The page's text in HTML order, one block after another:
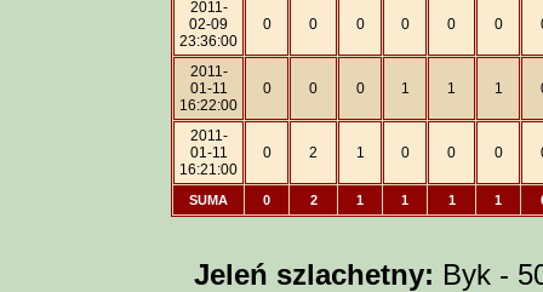
2011-
02-09
23:36:00
0 0 0 0 0 0
2011-
01-11
16:22:00
0 0 0 1 1 1
2011-
01-11
16:21:00
0 2 1 0 0 0
SUMA 0 2 1 1 1 1
Jeleń szlachetny: Byk -